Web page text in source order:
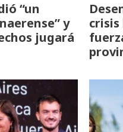
“un
y
jugará
crisis